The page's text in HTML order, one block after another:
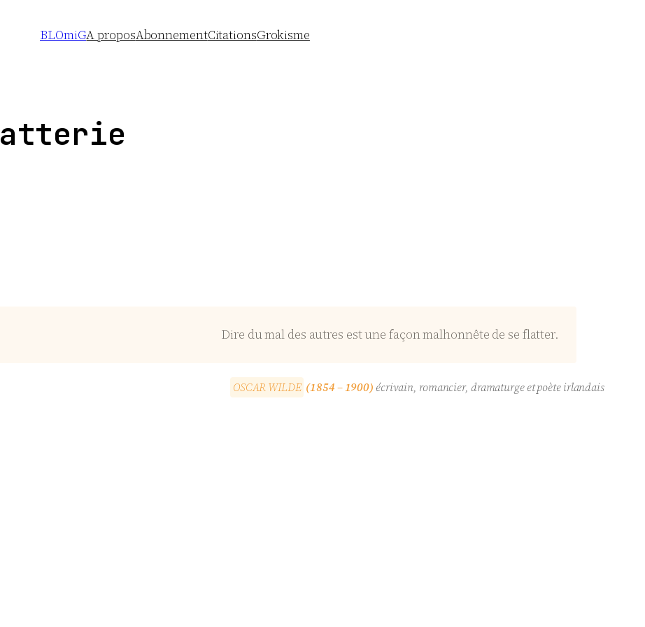
BLOmiGA proposAbonnementCitationsGrokisme
Dire du mal des autres est une façon malhonnête de se flatter.
OSCARWILDE (1854 – 1900) écrivain, romancier, dramaturge et poète irlandais